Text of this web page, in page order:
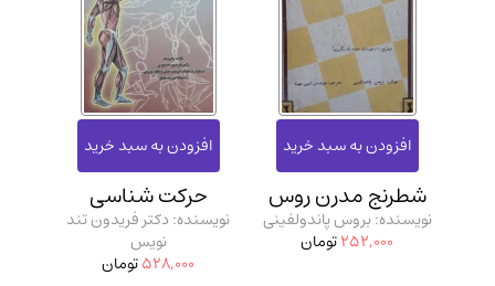
شطرنج مدرن روس
نویسنده: بروس پاندولفینی
252,000تومان
حرکت شناسی
نویسنده: دکتر فریدون تند
نویس
528,000تومان